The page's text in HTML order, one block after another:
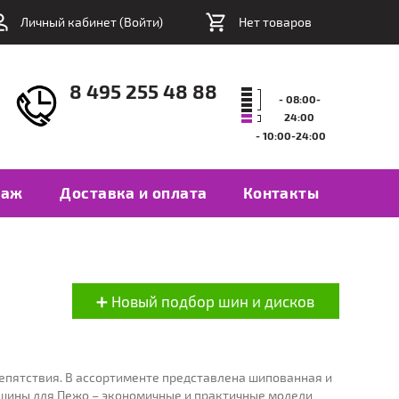
Личный кабинет (Войти) Нет товаров
8 495 255 48 88
- 08:00-
24:00
- 10:00-24:00
Доставка и оплата Контакты
В ассортименте представлена шипованная и
для Пежо – экономичные и практичные модели